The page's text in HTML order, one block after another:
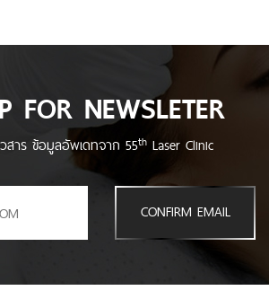
FOR NEWSLETER
วสาร ข้อมูลอัพเดทจาก 55th Laser Clinic
CONFIRM EMAIL